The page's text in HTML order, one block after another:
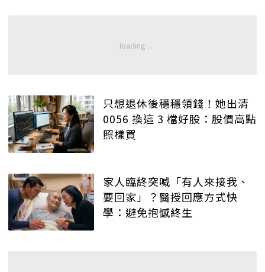
只想退休後穩穩領錢！她出清
0056 換這 3 檔好股：股價高點
照樣買
家人臨終突喊「有人來接我、
要回家」？醫授回應方式快
學：避免抱憾終生